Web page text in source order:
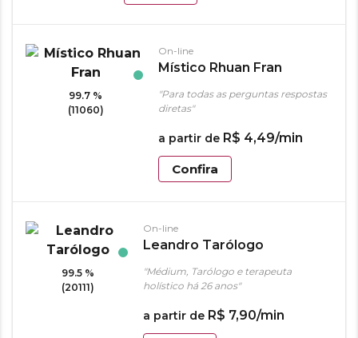
99.7 %
(11060)
On-line
Místico Rhuan Fran
"Para todas as perguntas respostas
diretas"
a partir de R$ 4,49/min
Confira
99.5 %
(20111)
On-line
Leandro Tarólogo
"Médium, Tarólogo e terapeuta
holístico há 26 anos"
a partir de R$ 7,90/min